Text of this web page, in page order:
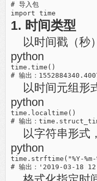
# 导入包
1. 时间类型
以时间戳（秒
python
time.time()
以时间元组形
python
time.localtime()
以字符串形式
python
time.strftime("%Y-